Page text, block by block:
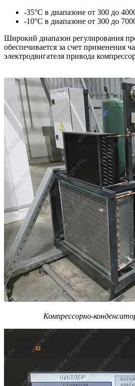
-35°С в диапазоне от 300 до
-10°С в диапазоне от 300 до
Широкий диапазон регулирования
обеспечивается за счет применения
электродвигателя привода
Компрессорно-